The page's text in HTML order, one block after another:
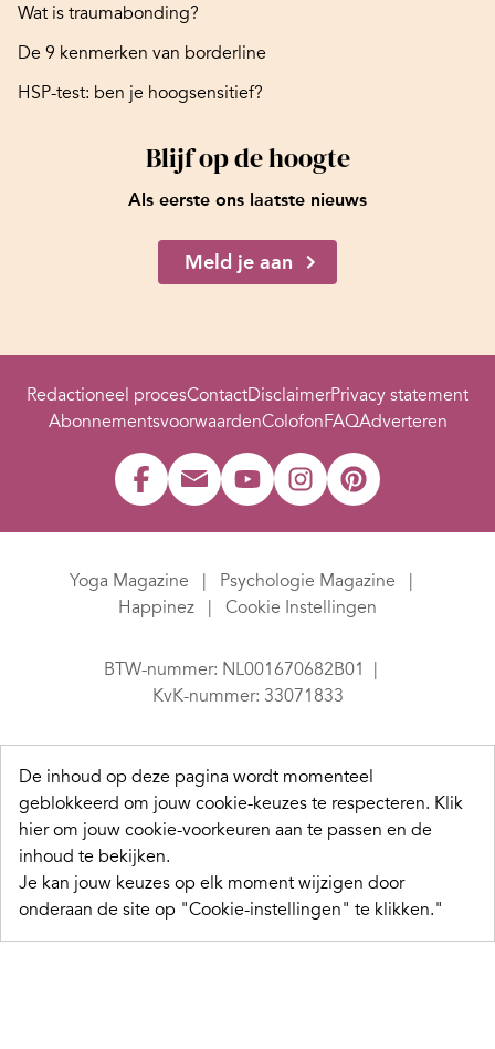
Wat is traumabonding?
De 9 kenmerken van borderline
HSP-test: ben je hoogsensitief?
Blijf op de hoogte
Als eerste ons laatste nieuws
Meld je aan
Redactioneel procesContactDisclaimerPrivacy statement
AbonnementsvoorwaardenColofonFAQAdverteren
Yoga Magazine
Psychologie Magazine
Happinez
Cookie Instellingen
BTW-nummer: NL001670682B01
KvK-nummer: 33071833
De inhoud op deze pagina wordt momenteel
geblokkeerd om jouw cookie-keuzes te respecteren. Klik
hier om jouw cookie-voorkeuren aan te passen en de
inhoud te bekijken.
Je kan jouw keuzes op elk moment wijzigen door
onderaan de site op "Cookie-instellingen" te klikken."